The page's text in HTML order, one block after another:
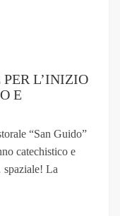
L’INIZIO
E
“San Guido”
catechistico e
La